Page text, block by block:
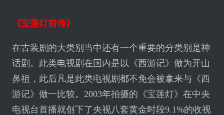
《宝莲灯前传》
在古装剧的大类别当中还有一个重要的分类别是神
话剧。此类电视剧在国内是以《西游记》做为开山
鼻祖，此后凡是此类电视剧都不免会被拿来与《西
游记》做一比较。2003年拍摄的《宝莲灯》在中央
电视台首播就创下了央视八套黄金时段9.1%的收视